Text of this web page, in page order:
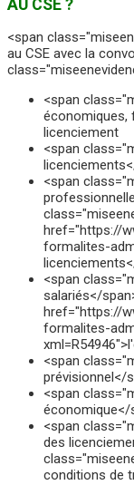
AU CSE ?
<span
au CSE avec la
<span
économiques,
licenciement
<span
<span
href="https://
formalites-
<span
salariés</
href="https://
formalites-
<span
prévisionnel</
<span
économique</
<span
des
conditions de